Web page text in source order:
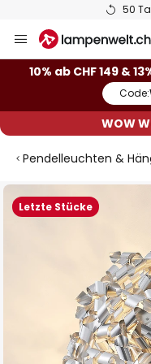
50
Inhalt
springen
10% ab CHF 149 &
Code:
WOW
Pendelleuchten &
Letzte Stücke
Zum
Ende